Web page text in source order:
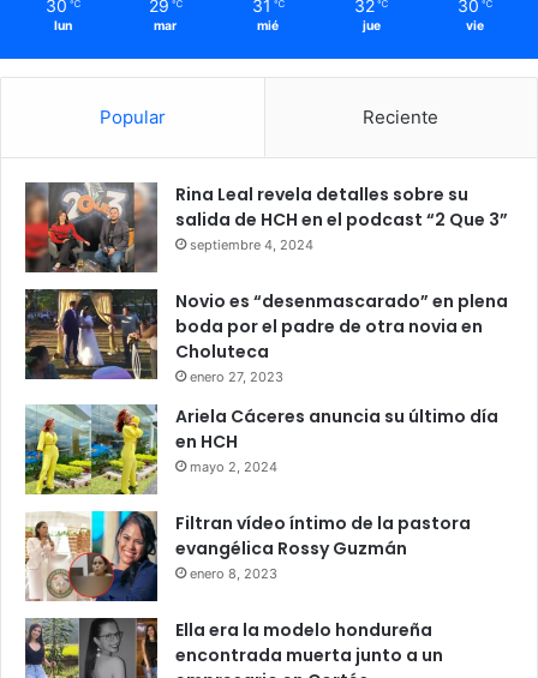
30 ℃
lun
29 ℃
mar
31 ℃
mié
32 ℃
jue
30 ℃
vie
Popular Reciente
Rina Leal revela detalles sobre su
salida de HCH en el podcast “2 Que 3”
septiembre 4, 2024
Novio es “desenmascarado” en plena
boda por el padre de otra novia en
Choluteca
enero 27, 2023
Ariela Cáceres anuncia su último día
en HCH
mayo 2, 2024
Filtran vídeo íntimo de la pastora
evangélica Rossy Guzmán
enero 8, 2023
Ella era la modelo hondureña
encontrada muerta junto a un